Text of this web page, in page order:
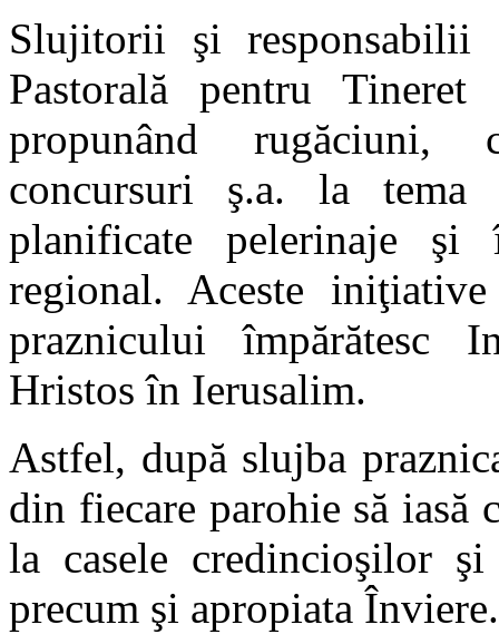
Slujitorii şi responsabilii
Pastorală pentru Tineret
propunând rugăciuni,
concursuri ş.a. la tema
planificate pelerinaje
regional. Aceste
praznicului împărătesc
Hristos în Ierusalim.
Astfel, după slujba
din fiecare parohie să iasă
la casele credincioşilor şi
precum şi apropiata Înviere.